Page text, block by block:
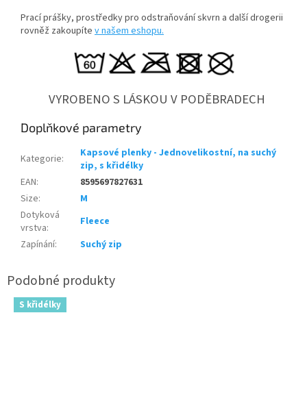
Prací prášky, prostředky pro odstraňování skvrn a další drogerii
rovněž zakoupíte v našem eshopu.
VYROBENO S LÁSKOU V PODĚBRADECH
Doplňkové parametry
Kategorie:
Kapsové plenky - Jednovelikostní, na suchý
zip, s křidélky
EAN:
8595697827631
Size:
M
Dotyková
vrstva:
Fleece
Zapínání: Suchý zip
S křidélky